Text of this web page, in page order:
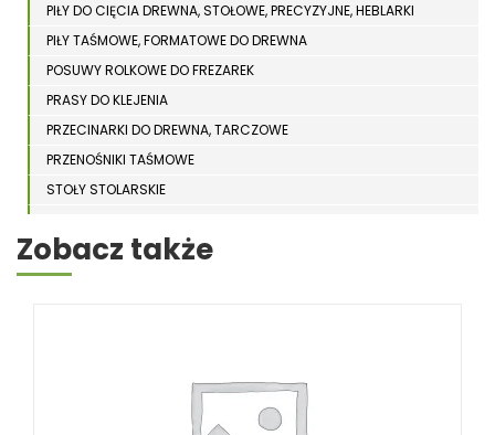
PIŁY DO CIĘCIA DREWNA, STOŁOWE, PRECYZYJNE, HEBLARKI
PIŁY TAŚMOWE, FORMATOWE DO DREWNA
POSUWY ROLKOWE DO FREZAREK
PRASY DO KLEJENIA
PRZECINARKI DO DREWNA, TARCZOWE
PRZENOŚNIKI TAŚMOWE
STOŁY STOLARSKIE
STRUGARKI DO DREWNA
STOJAKI HOLZSTAR
UKOŚNICE, PIŁY TARCZOWE DO DREWNA
Zobacz także